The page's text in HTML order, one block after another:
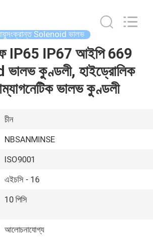
Solenoid ভালভ
IP65 IP67 আইপি 669
কুণ্ডলী, হাইড্রোলিক
ভালভ কুণ্ডলী
চীন
NBSANMINSE
ISO9001
এইচসি - 16
10 পিসি
আলোচনাযোগ্য